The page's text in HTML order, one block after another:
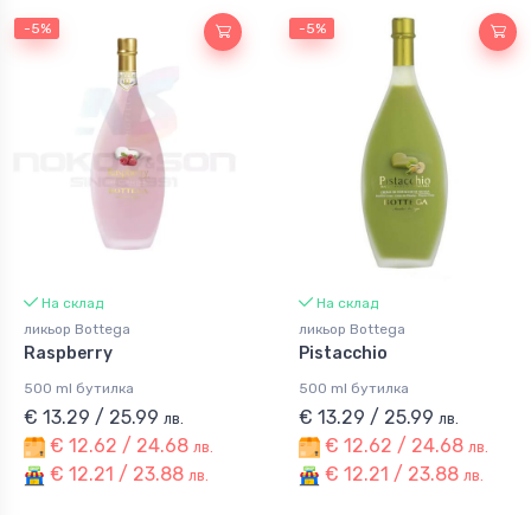
-5%
На склад
ликьор Bottega
Raspberry
500 ml бутилка
€ 13.29 / 25.99 лв.
€ 12.62 / 24.68 лв.
€ 12.21 / 23.88 лв.
-5%
На склад
ликьор Bottega
Pistacchio
500 ml бутилка
€ 13.29 / 25.99 лв.
€ 12.62 / 24.68 лв.
€ 12.21 / 23.88 лв.